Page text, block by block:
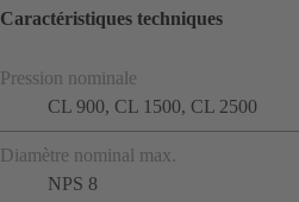
Caractéristiques techniques
Pression nominale
CL 900, CL 1500, CL 2500
Diamètre nominal max.
NPS 8